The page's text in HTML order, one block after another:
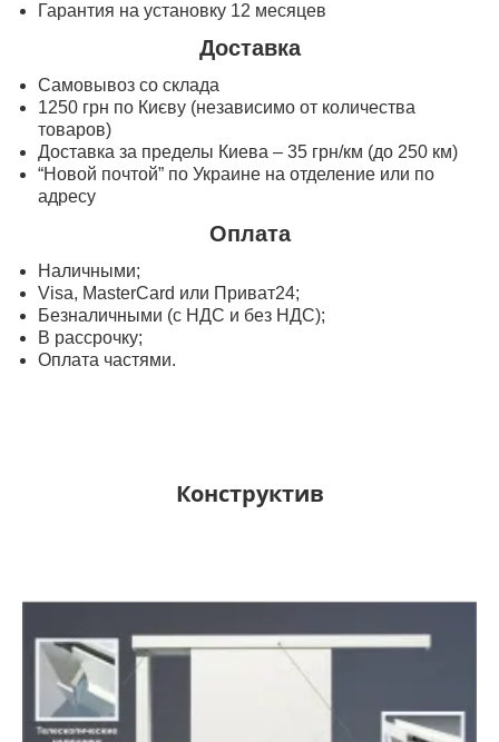
Гарантия на установку 12 месяцев
Доставка
Самовывоз со склада
1250 грн по Києву (независимо от количества
товаров)
Доставка за пределы Киева – 35 грн/км (до 250 км)
“Новой почтой” по Украине на отделение или по
адресу
Оплата
Наличными;
Visa, MasterСard или Приват24;
Безналичными (с НДС и без НДС);
В рассрочку;
Оплата частями.
Конструктив